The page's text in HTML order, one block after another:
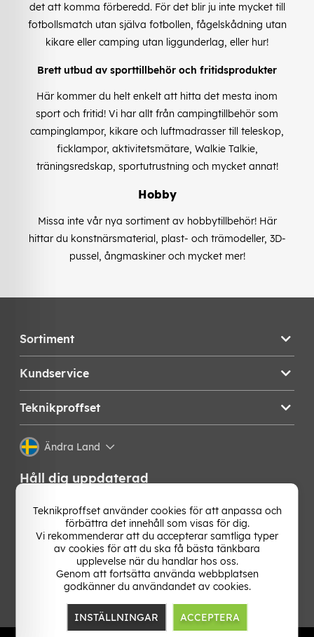
det att komma förberedd. För det blir ju inte mycket till
fotbollsmatch utan själva fotbollen, fågelskådning utan
kikare eller camping utan liggunderlag, eller hur!
Brett utbud av sporttillbehör och fritidsprodukter
Här kommer du helt enkelt att hitta det mesta inom
sport och fritid! Vi har allt från campingtillbehör som
campinglampor, kikare och luftmadrasser till teleskop,
ficklampor, aktivitetsmätare, Walkie Talkie,
träningsredskap, sportutrustning och mycket annat!
Hobby
Missa inte vår nya sortiment av hobbytillbehör! Här
hittar du konstnärsmaterial, plast- och trämodeller, 3D-
pussel, ångmaskiner och mycket mer!
Sortiment
Kundservice
Teknikproffset
Ändra Land
Håll dig uppdaterad
Få de senaste nyheterna, hetaste erbjudandena och
bästa tipsen från oss direkt i din mejlkorg. Signa upp på
vårt nyhetsbrev!
Teknikproffset använder cookies för att anpassa och
förbättra det innehåll som visas för dig.
Vi rekommenderar att du accepterar samtliga typer
av cookies för att du ska få bästa tänkbara
upplevelse när du handlar hos oss.
Genom att fortsätta använda webbplatsen
godkänner du användandet av cookies.
INSTÄLLNINGAR ACCEPTERA